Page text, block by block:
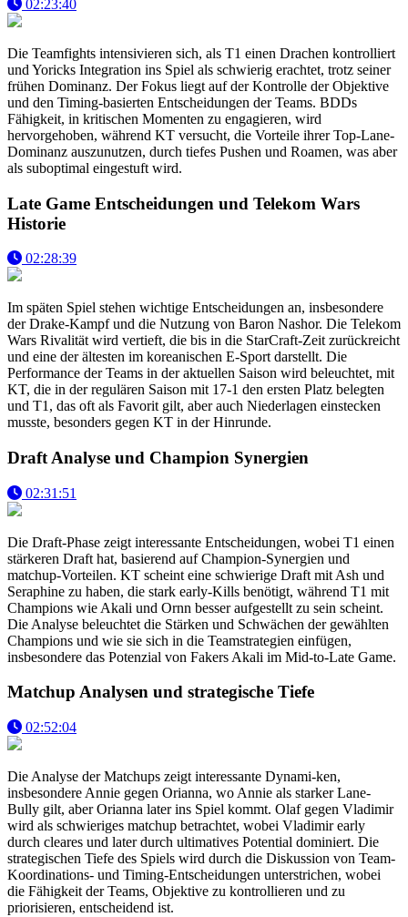
02:23:40
Die Teamfights intensivieren sich, als T1 einen Drachen kontrolliert
und Yoricks Integration ins Spiel als schwierig erachtet, trotz seiner
frühen Dominanz. Der Fokus liegt auf der Kontrolle der Objektive
und den Timing-basierten Entscheidungen der Teams. BDDs
Fähigkeit, in kritischen Momenten zu engagieren, wird
hervorgehoben, während KT versucht, die Vorteile ihrer Top-Lane-
Dominanz auszunutzen, durch tiefes Pushen und Roamen, was aber
als suboptimal eingestuft wird.
Late Game Entscheidungen und Telekom Wars
Historie
02:28:39
Im späten Spiel stehen wichtige Entscheidungen an, insbesondere
der Drake-Kampf und die Nutzung von Baron Nashor. Die Telekom
Wars Rivalität wird vertieft, die bis in die StarCraft-Zeit zurückreicht
und eine der ältesten im koreanischen E-Sport darstellt. Die
Performance der Teams in der aktuellen Saison wird beleuchtet, mit
KT, die in der regulären Saison mit 17-1 den ersten Platz belegten
und T1, das oft als Favorit gilt, aber auch Niederlagen einstecken
musste, besonders gegen KT in der Hinrunde.
Draft Analyse und Champion Synergien
02:31:51
Die Draft-Phase zeigt interessante Entscheidungen, wobei T1 einen
stärkeren Draft hat, basierend auf Champion-Synergien und
matchup-Vorteilen. KT scheint eine schwierige Draft mit Ash und
Seraphine zu haben, die stark early-Kills benötigt, während T1 mit
Champions wie Akali und Ornn besser aufgestellt zu sein scheint.
Die Analyse beleuchtet die Stärken und Schwächen der gewählten
Champions und wie sie sich in die Teamstrategien einfügen,
insbesondere das Potenzial von Fakers Akali im Mid-to-Late Game.
Matchup Analysen und strategische Tiefe
02:52:04
Die Analyse der Matchups zeigt interessante Dynami-ken,
insbesondere Annie gegen Orianna, wo Annie als starker Lane-
Bully gilt, aber Orianna later ins Spiel kommt. Olaf gegen Vladimir
wird als schwieriges matchup betrachtet, wobei Vladimir early
durch cleares und later durch ultimatives Potential dominiert. Die
strategischen Tiefe des Spiels wird durch die Diskussion von Team-
Koordinations- und Timing-Entscheidungen unterstrichen, wobei
die Fähigkeit der Teams, Objektive zu kontrollieren und zu
priorisieren, entscheidend ist.